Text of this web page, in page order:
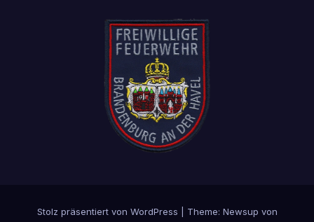
Stolz präsentiert von WordPress Theme: Newsup von